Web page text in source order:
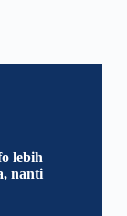
lebih
nanti